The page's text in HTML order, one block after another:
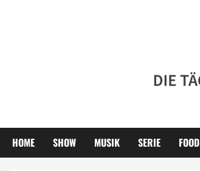
HOME SHOW MUSIK SERIE FOOD